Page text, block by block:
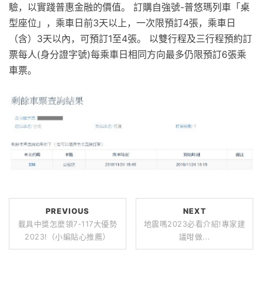
驗，以實踐普惠金融的價值。 訂購自強號-普悠瑪列車「桌
型座位」，乘車日前3天以上，一次限預訂4張，乘車日
（含）3天以內，可預訂1至4張。 以雙行程及三行程預約訂
票每人(身分證字號)每乘車日相同方向最多仍限預訂6張乘
車票。
PREVIOUS
載具中獎怎麼領7-117大優勢
2023!（小編貼心推薦）
NEXT
地震嗎2023必看介紹!專家建
議咁做...